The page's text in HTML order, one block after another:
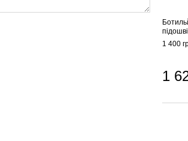
1 400
1